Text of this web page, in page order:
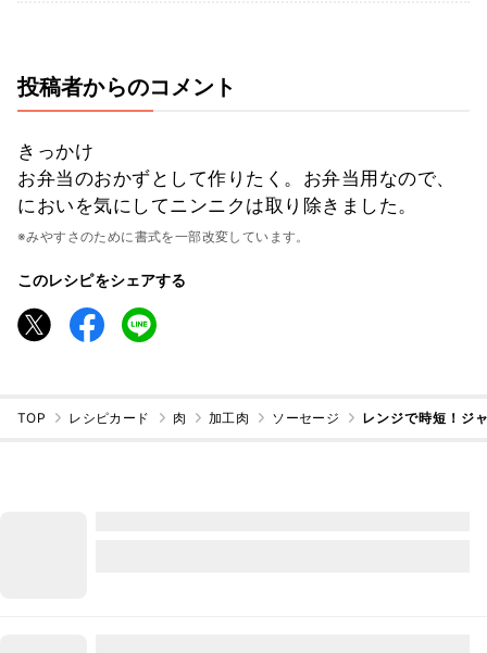
投稿者からのコメント
きっかけ
お弁当のおかずとして作りたく。お弁当用なので、
においを気にしてニンニクは取り除きました。
※みやすさのために書式を一部改変しています。
このレシピをシェアする
TOP レシピカード 肉 加工肉 ソーセージ レンジで時短！ジ